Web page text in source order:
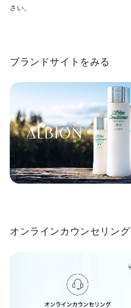
さい。
ブランドサイトをみる
オンラインカウンセリング